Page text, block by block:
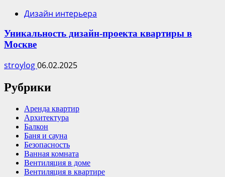
Дизайн интерьера
Уникальность дизайн-проекта квартиры в
Москве
stroylog06.02.2025
Рубрики
Аренда квартир
Архитектура
Балкон
Баня и сауна
Безопасность
Ванная комната
Вентиляция в доме
Вентиляция в квартире